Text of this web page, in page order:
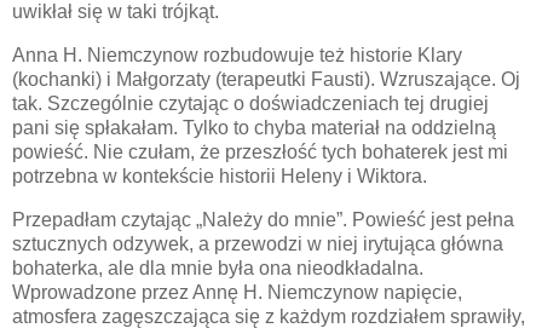
uwikłał się w taki trójkąt.
Anna H. Niemczynow rozbudowuje też historie Klary
(kochanki) i Małgorzaty (terapeutki Fausti). Wzruszające. Oj
tak. Szczególnie czytając o doświadczeniach tej drugiej
pani się spłakałam. Tylko to chyba materiał na oddzielną
powieść. Nie czułam, że przeszłość tych bohaterek jest mi
potrzebna w kontekście historii Heleny i Wiktora.
Przepadłam czytając „Należy do mnie”. Powieść jest pełna
sztucznych odzywek, a przewodzi w niej irytująca główna
bohaterka, ale dla mnie była ona nieodkładalna.
Wprowadzone przez Annę H. Niemczynow napięcie,
atmosfera zagęszczająca się z każdym rozdziałem sprawiły,